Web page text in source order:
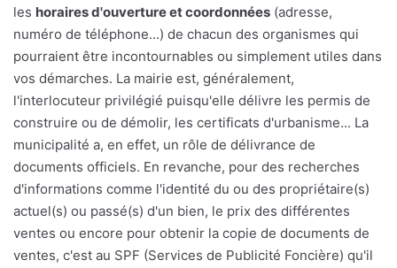
les horaires d'ouverture et coordonnées (adresse,
numéro de téléphone...) de chacun des organismes qui
pourraient être incontournables ou simplement utiles dans
vos démarches. La mairie est, généralement,
l'interlocuteur privilégié puisqu'elle délivre les permis de
construire ou de démolir, les certificats d'urbanisme... La
municipalité a, en effet, un rôle de délivrance de
documents officiels. En revanche, pour des recherches
d'informations comme l'identité du ou des propriétaire(s)
actuel(s) ou passé(s) d'un bien, le prix des différentes
ventes ou encore pour obtenir la copie de documents de
ventes, c'est au SPF (Services de Publicité Foncière) qu'il